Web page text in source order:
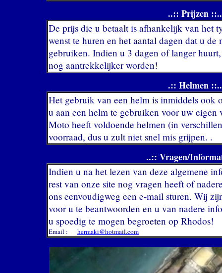
..:: Prijzen ::..
De prijs die u betaalt is afhankelijk van het
wenst te huren en het aantal dagen dat u de
gebruiken. Indien u 3 dagen of langer
nog aantrekkelijker worden!
.:: Helmen ::..
Het gebruik van een helm is inmiddels ook
u aan een helm te gebruiken voor uw
Moto heeft voldoende helmen (in
voorraad, dus u zult niet snel mis grijpen. .
..:: Vragen/
Indien u na het lezen van deze algemene
rest van onze site nog vragen heeft of
ons eenvoudigweg een e-mail sturen. Wij
voor u te beantwoorden en u van nadere
u spoedig te mogen begroeten op Rhodos!
Email : hermaki@hotmail.com